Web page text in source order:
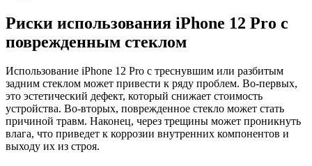
Риски использования iPhone 12 Pro с
поврежденным стеклом
Использование iPhone 12 Pro с треснувшим или разбитым
задним стеклом может привести к ряду проблем. Во-первых,
это эстетический дефект, который снижает стоимость
устройства. Во-вторых, поврежденное стекло может стать
причиной травм. Наконец, через трещины может проникнуть
влага, что приведет к коррозии внутренних компонентов и
выходу их из строя.